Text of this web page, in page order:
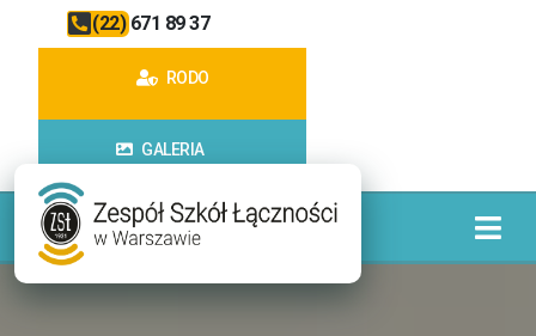
(22) 671 89 37
RODO
GALERIA